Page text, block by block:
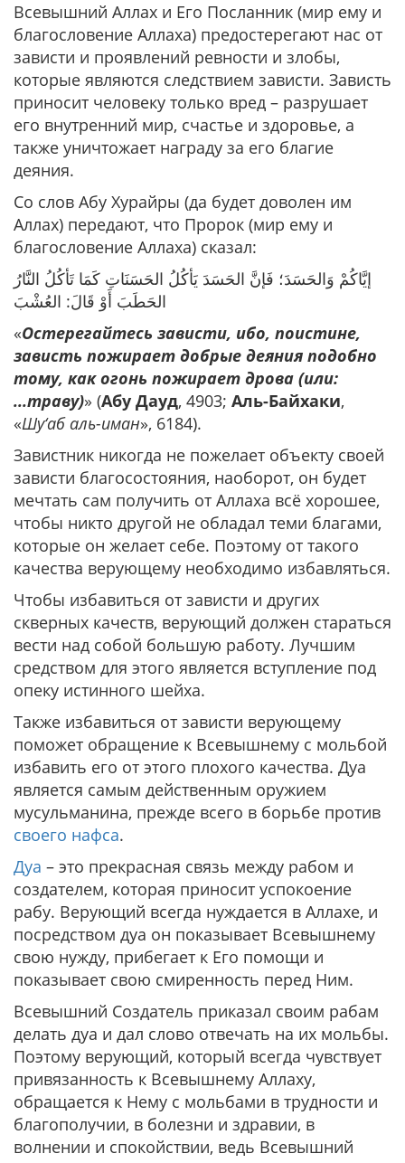
Всевышний Аллах и Его Посланник (мир ему и
благословение Аллаха) предостерегают нас от
зависти и проявлений ревности и злобы,
которые являются следствием зависти. Зависть
приносит человеку только вред – разрушает
его внутренний мир, счастье и здоровье, а
также уничтожает награду за его благие
деяния.
Со слов Абу Хурайры (да будет доволен им
Аллах) передают, что Пророк (мир ему и
благословение Аллаха) сказал:
إيَّاكُمْ وَالحَسَدَ؛ فَإنَّ الحَسَدَ يَأكُلُ الحَسَنَاتِ كَمَا تَأكُلُ النَّارُ
الحَطَبَ أَوْ قَالَ: العُشْبَ
«Остерегайтесь зависти, ибо, поистине,
зависть пожирает добрые деяния подобно
тому, как огонь пожирает дрова (или:
...траву)» (Абу Дауд, 4903; Аль-Байхаки,
«Шу‘аб аль-иман», 6184).
Завистник никогда не пожелает объекту своей
зависти благосостояния, наоборот, он будет
мечтать сам получить от Аллаха всё хорошее,
чтобы никто другой не обладал теми благами,
которые он желает себе. Поэтому от такого
качества верующему необходимо избавляться.
Чтобы избавиться от зависти и других
скверных качеств, верующий должен стараться
вести над собой большую работу. Лучшим
средством для этого является вступление под
опеку истинного шейха.
Также избавиться от зависти верующему
поможет обращение к Всевышнему с мольбой
избавить его от этого плохого качества. Дуа
является самым действенным оружием
мусульманина, прежде всего в борьбе против
своего нафса.
Дуа – это прекрасная связь между рабом и
создателем, которая приносит успокоение
рабу. Верующий всегда нуждается в Аллахе, и
посредством дуа он показывает Всевышнему
свою нужду, прибегает к Его помощи и
показывает свою смиренность перед Ним.
Всевышний Создатель приказал своим рабам
делать дуа и дал слово отвечать на их мольбы.
Поэтому верующий, который всегда чувствует
привязанность к Всевышнему Аллаху,
обращается к Нему с мольбами в трудности и
благополучии, в болезни и здравии, в
волнении и спокойствии, ведь Всевышний